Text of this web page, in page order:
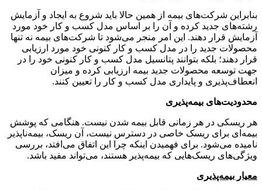
بنابراین شرکت‌های بیمه از همین حالا باید شروع به ایجاد و آزمایش
رشته‌های جدید کرده و آن را بر اساس مدل کسب و کار خود مورد
آزمایش قرار دهند. این امر منجر می‌شود تا شرکت‌های بیمه نه تنها
محصولات جدید را در مدل کسب و کار کنونی خود مورد ارزیابی
قرار دهند؛ بلکه بتوانند پتانسیل مدل کسب و کار کنونی خود را در
جهت توسعه محصولات جدید بیمه ارزیابی کرده و میزان
انعطاف‌پذیری و پایداری مدل کسب و کار را تعیین کنند.
محدودیت‌های بیمه‌پذیری
هر ریسکی در هر زمانی قابل بیمه شدن نیست. هنگامی که پوشش
بیمه‌ای برای ریسک خاصی در دسترس نیست، آن ریسک، بیمه‌ناپذیر
نامیده می‌شود. برای فهمیدن اینکه چرا این اتفاق می‌افتد، بررسی
ویژگی‌های ریسک‌هایی که بیمه‌پذیر هستند، می‌تواند مفید باشد.
معیار بیمه‌پذیری